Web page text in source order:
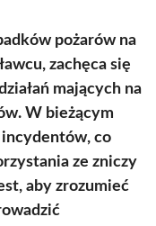
pożarów na
zachęca się
mających na
W bieżącym
co
ze zniczy
aby zrozumieć